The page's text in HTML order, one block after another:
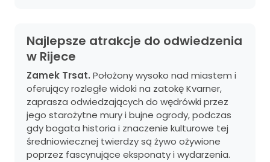
Najlepsze atrakcje do odwiedzenia
w Rijece
Zamek Trsat. Położony wysoko nad miastem i
oferujący rozległe widoki na zatokę Kvarner,
zaprasza odwiedzających do wędrówki przez
jego starożytne mury i bujne ogrody, podczas
gdy bogata historia i znaczenie kulturowe tej
średniowiecznej twierdzy są żywo ożywione
poprzez fascynujące eksponaty i wydarzenia.